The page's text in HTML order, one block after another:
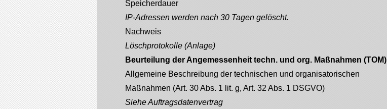
Speicherdauer
IP-Adressen werden nach 30 Tagen gelöscht.
Nachweis
Löschprotokolle (Anlage)
Beurteilung der Angemessenheit techn. und org. Maßnahmen (TOM)
Allgemeine Beschreibung der technischen und organisatorischen
Maßnahmen (Art. 30 Abs. 1 lit. g, Art. 32 Abs. 1 DSGVO)
Siehe Auftragsdatenvertrag